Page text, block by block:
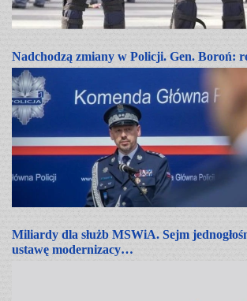
Nadchodzą zmiany w Policji. Gen. Boroń:
Miliardy dla służb MSWiA. Sejm
ustawę modernizacy…